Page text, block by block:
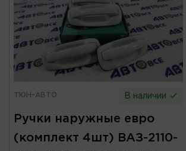
ТЮН-АВТО В наличии
Ручки наружные евро
(комплект 4шт) ВАЗ-2110-